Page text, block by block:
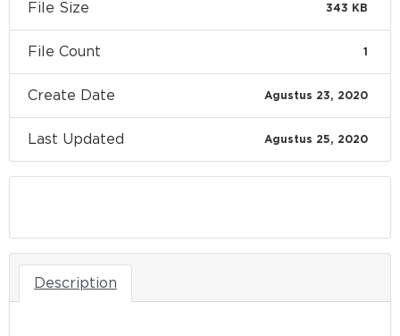
File Size 343 KB
File Count 1
Create Date Agustus 23, 2020
Last Updated Agustus 25, 2020
Description